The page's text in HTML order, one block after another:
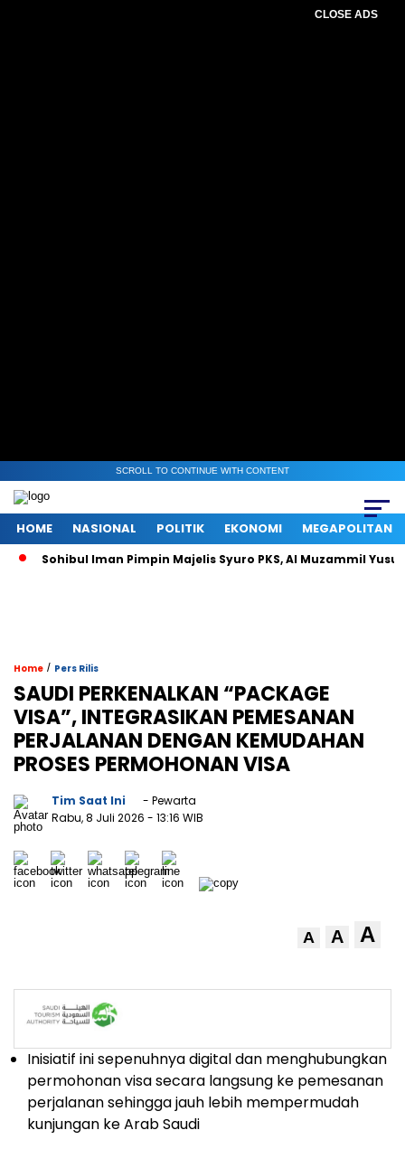
CLOSE ADS
SCROLL TO CONTINUE WITH CONTENT
HOME NASIONAL POLITIK EKONOMI MEGAPOLITAN
Iman Pimpin Majelis Syuro PKS, Al Muzammil Yusuf Resmi
Home / Pers Rilis
SAUDI PERKENALKAN “PACKAGE
VISA”, INTEGRASIKAN PEMESANAN
PERJALANAN DENGAN KEMUDAHAN
PROSES PERMOHONAN VISA
Tim Saat Ini
- Pewarta
Rabu, 8 Juli 2026 - 13:16 WIB
A A A
Inisiatif ini sepenuhnya digital dan menghubungkan
permohonan visa secara langsung ke pemesanan
perjalanan sehingga jauh lebih mempermudah
kunjungan ke Arab Saudi